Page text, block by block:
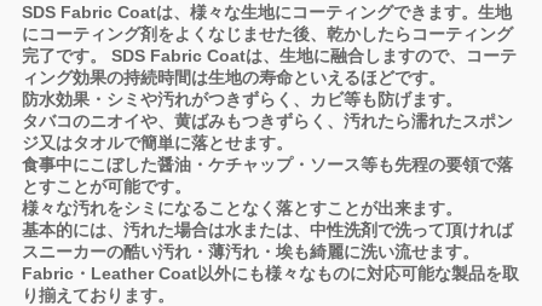
SDS Fabric Coatは、様々な生地にコーティングできます。生地
にコーティング剤をよくなじませた後、乾かしたらコーティング
完了です。
SDS Fabric Coatは、生地に融合しますので、コーテ
ィング効果の持続時間は生地の寿命といえるほどです。
防水効果・シミや汚れがつきずらく、カビ等も防げます。
タバコのニオイや、黄ばみもつきずらく、汚れたら濡れたスポン
ジ又はタオルで簡単に落とせます。
食事中にこぼした醤油・ケチャップ・ソース等も先程の要領で落
とすことが可能です。
様々な汚れをシミになることなく落とすことが出来ます。
基本的には、汚れた場合は水または、中性洗剤で洗って頂ければ
スニーカーの酷い汚れ・薄汚れ・埃も綺麗に洗い流せます。
Fabric・Leather Coat以外にも様々なものに対応可能な製品を取
り揃えております。